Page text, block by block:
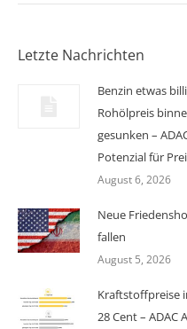
Letzte Nachrichten
Benzin etwas
Rohölpreis
gesunken –
Potenzial für
August 6, 2026
Neue
fallen
August 5, 2026
Kraftstoffpreise
28 Cent – ADAC